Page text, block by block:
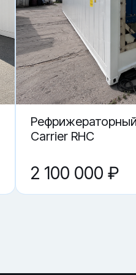
Carrier RHC
2 100 000 ₽